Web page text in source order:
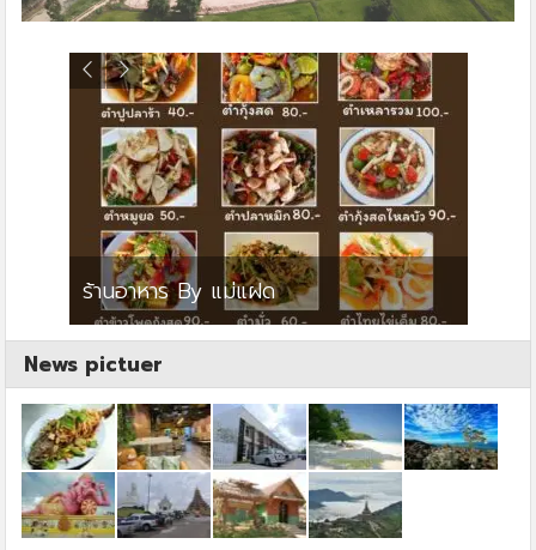
ร้านอาหาร By แม่แฝด
News pictuer